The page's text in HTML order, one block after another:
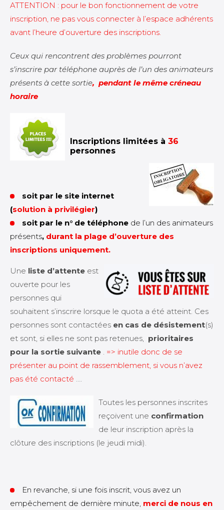
ATTENTION : pour le bon fonctionnement de votre
inscription, ne pas vous connecter à l’espace adhérents
avant l’heure d’ouverture des inscriptions.
Ceux qui rencontrent des problèmes pourront
s’inscrire par téléphone auprès de l’un des animateurs
présents à cette sortie, pendant le même créneau
horaire
Inscriptions limitées à 36
personnes
soit par le site internet
(solution à privilégier)
soit par le n° de téléphone de l’un des animateurs
présents, durant la plage d’ouverture des
inscriptions uniquement.
Une liste d’attente est
ouverte pour les
personnes qui
souhaitent s’inscrire lorsque le quota a été atteint. Ces
personnes sont contactées en cas de désistement(s)
et sont, si elles ne sont pas retenues, prioritaires
pour la sortie suivante . => inutile donc de se
présenter au point de rassemblement, si vous n’avez
pas été contacté ….
Toutes les personnes inscrites
reçoivent une confirmation
de leur inscription après la
clôture des inscriptions (le jeudi midi).
En revanche, si une fois inscrit, vous avez un
empêchement de dernière minute, merci de nous en